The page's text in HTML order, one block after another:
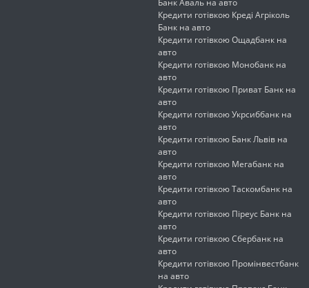
Банк Аваль на авто
Кредити готівкою Креді Агріколь
Банк на авто
Кредити готівкою Ощадбанк на
авто
Кредити готівкою Монобанк на
авто
Кредити готівкою Приват Банк на
авто
Кредити готівкою Укрсиббанк на
авто
Кредити готівкою Банк Львів на
авто
Кредити готівкою Мегабанк на
авто
Кредити готівкою Таскомбанк на
авто
Кредити готівкою Піреус Банк на
авто
Кредити готівкою Сбербанк на
авто
Кредити готівкою Промінвестбанк
на авто